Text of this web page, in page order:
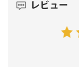
レビュー